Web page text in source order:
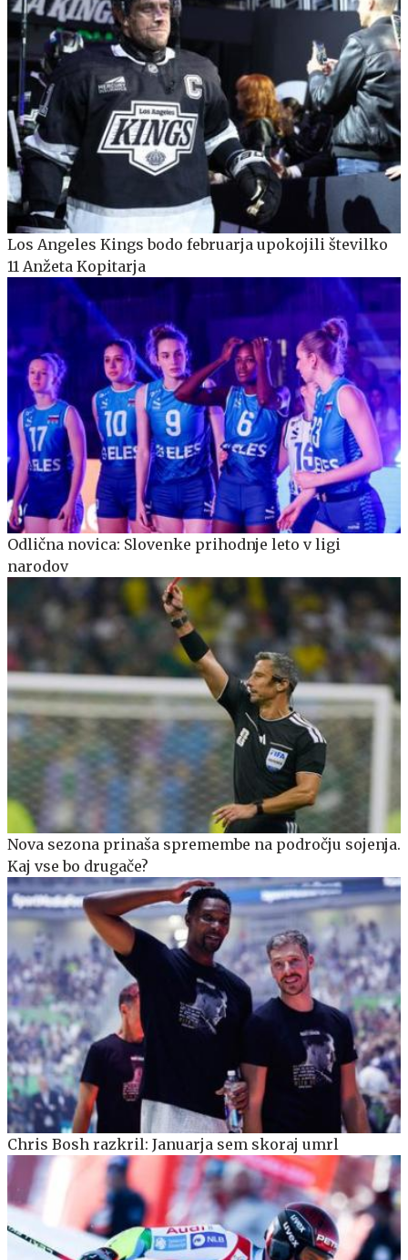
Los Angeles Kings bodo februarja upokojili številko
11 Anžeta Kopitarja
Odlična novica: Slovenke prihodnje leto v ligi
narodov
Nova sezona prinaša spremembe na področju sojenja.
Kaj vse bo drugače?
Chris Bosh razkril: Januarja sem skoraj umrl